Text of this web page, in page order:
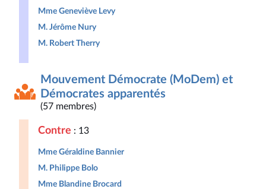
Mme Geneviève Levy
M. Jérôme Nury
M. Robert Therry
Mouvement Démocrate (MoDem) et
Démocrates apparentés
(57 membres)
Contre : 13
Mme Géraldine Bannier
M. Philippe Bolo
Mme Blandine Brocard